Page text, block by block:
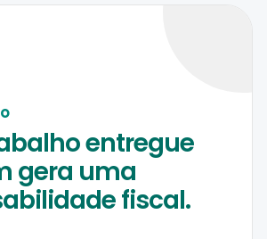
entregue
gera uma
fiscal.